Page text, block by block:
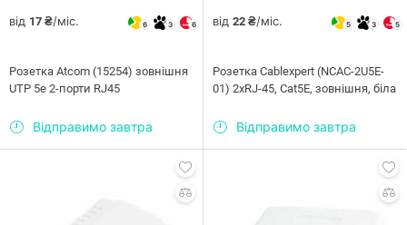
від 17 ₴/міс. 6 3 6
Розетка Atcom (15254) зовнішня
UTP 5e 2-порти RJ45
Відправимо завтра
від 22 ₴/міс. 5 3 5
Розетка Cablexpert (NCAC-2U5E-
01) 2хRJ-45, Cat5Е, зовнішня, біла
Відправимо завтра